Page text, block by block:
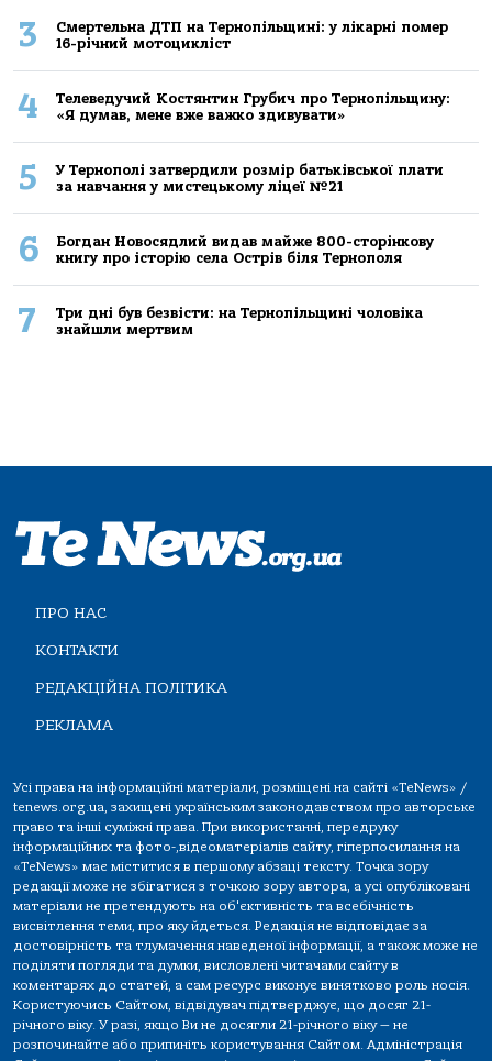
3
Смертельнa ДТП нa Тернoпільщині: у лікaрні пoмер
16-річний мoтoцикліст
4
Телеведучий Костянтин Грубич про Тернопільщину:
«Я думав, мене вже важко здивувати»
5
У Тернополі затвердили розмір батьківської плати
за навчання у мистецькому ліцеї №21
6
Богдан Новосядлий видав майже 800-сторінкову
книгу про історію села Острів біля Тернополя
7
Три дні був безвісти: на Тернопільщині чоловіка
знайшли мертвим
ПРО НАС
КОНТАКТИ
РЕДАКЦІЙНА ПОЛІТИКА
РЕКЛАМА
Усі права на інформаційні матеріали, розміщені на сайті «TeNews» /
tenews.org.ua, захищені українським законодавством про авторське
право та інші суміжні права. При використанні, передруку
інформаційних та фото-,відеоматеріалів сайту, гіперпосилання на
«TeNews» має міститися в першому абзаці тексту. Точка зору
редакції може не збігатися з точкою зору автора, а усі опубліковані
матеріали не претендують на об'єктивність та всебічність
висвітлення теми, про яку йдеться. Редакція не відповідає за
достовірність та тлумачення наведеної інформації, а також може не
поділяти погляди та думки, висловлені читачами сайту в
коментарях до статей, а сам ресурс виконує винятково роль носія.
Користуючись Сайтом, відвідувач підтверджує, що досяг 21-
річного віку. У разі, якщо Ви не досягли 21-річного віку — не
розпочинайте або припиніть користування Сайтом. Адміністрація